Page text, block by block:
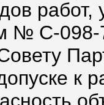
работ,
№ С-
к